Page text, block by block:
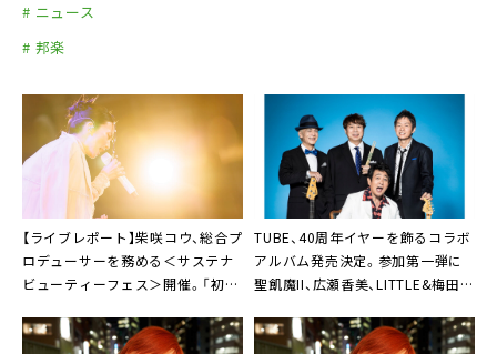
# ニュース
# 邦楽
【ライブレポート】柴咲コウ、総合プ
ロデューサーを務める＜サステナ
ビューティーフェス＞開催。「初声
を嬉しく思っています」
TUBE、40周年イヤーを飾るコラボ
アルバム発売決定。参加第一弾に
聖飢魔II、広瀬香美、LITTLE&梅田サ